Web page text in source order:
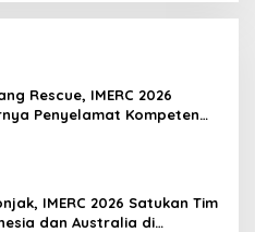
Rescue, IMERC 2026
Penyelamat Kompeten
IMERC 2026 Satukan Tim
dan Australia di